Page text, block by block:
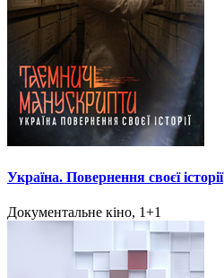
Україна. Повернення своєї історії
Документальне кіно, 1+1